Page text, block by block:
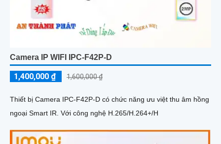
Camera IP WIFI IPC-F42P-D
1,400,000 ₫ 1,600,000 ₫
Thiết bị Camera IPC-F42P-D có chức năng ưu việt thu âm hồng
ngoại Smart IR. Với công nghệ H.265/H.264+/H